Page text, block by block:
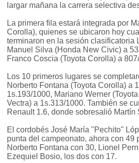
largar mañana la carrera selectiva
La primera fila estará integrada por
Corolla), quienes se ubicaron hoy
terminaron en la sesión clasificatoria
Manuel Silva (Honda New Civic) a
Franco Coscia (Toyota Corolla) a
Los 10 primeros lugares se
Norberto Fontana (Toyota Corolla) a
1s.193/1000, Mariano Werner
Vectra) a 1s.313/1000. También se
Renault 1.6, donde sobresalió
El cordobés José María "Pechito"
punta del campeonato, ahora con
Norberto Fontana con 30, Lionel
Ezequiel Bosio, los dos con 17.